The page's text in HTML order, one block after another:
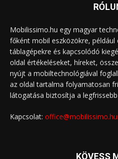
Mobilissimo.hu egy magyar
főként mobil eszközökre,
táblagépekre és kapcsolódó
oldal értékeléseket, híreket,
nyújt a mobiltechnológiával
az oldal tartalma folyamatosan
látogatása biztosítja a
Kapcsolat: office@mobilissimo.hu
KÖVESS